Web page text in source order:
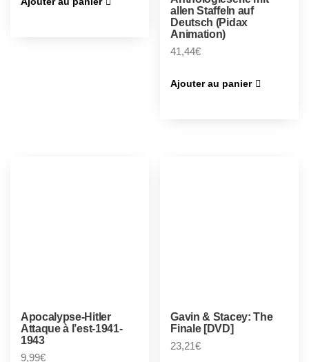
allen Staffeln auf
Deutsch (Pidax
Animation)
41,44€
Ajouter au panier
Apocalypse-Hitler
Attaque à l’est-1941-
1943
9,99€
Gavin & Stacey: The
Finale [DVD]
23,21€